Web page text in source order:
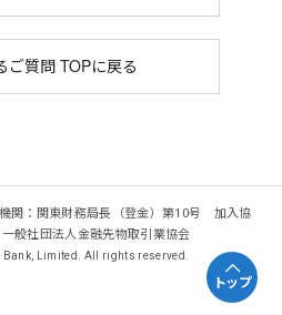
ご質問 TOPに戻る
関：関東財務局長（登金）第10号 加入協
般社団法人金融先物取引業協会
Bank, Limited. All rights reserved.
トップ